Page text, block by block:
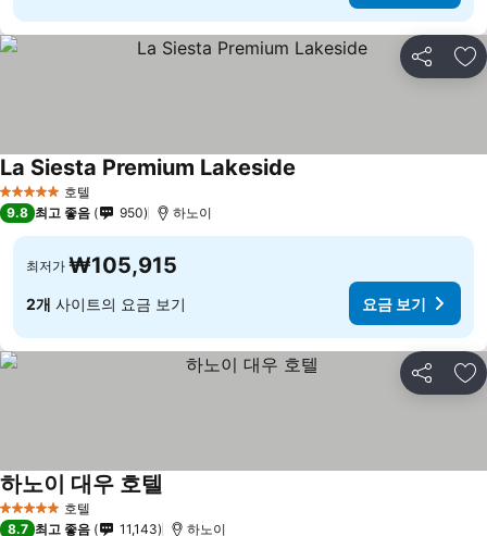
공유 즐
5 성급 호텔
La Siesta Premium Lakeside
9.8 최고 좋음 950 하노이
최저가 ₩105,915
2개 사이트의 요금 보기 요금 보기
공유 즐
5 성급 호텔
하노이 대우 호텔
8.7 최고 좋음 11,143 하노이